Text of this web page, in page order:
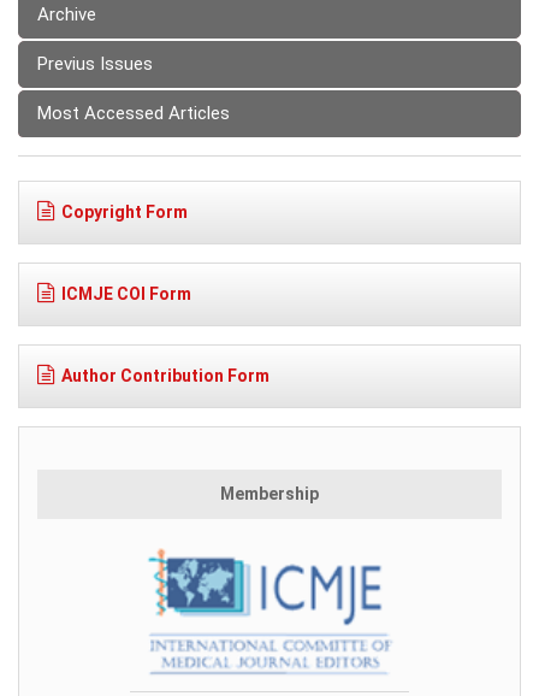
Archive
Previus Issues
Most Accessed Articles
Copyright Form
ICMJE COI Form
Author Contribution Form
Membership